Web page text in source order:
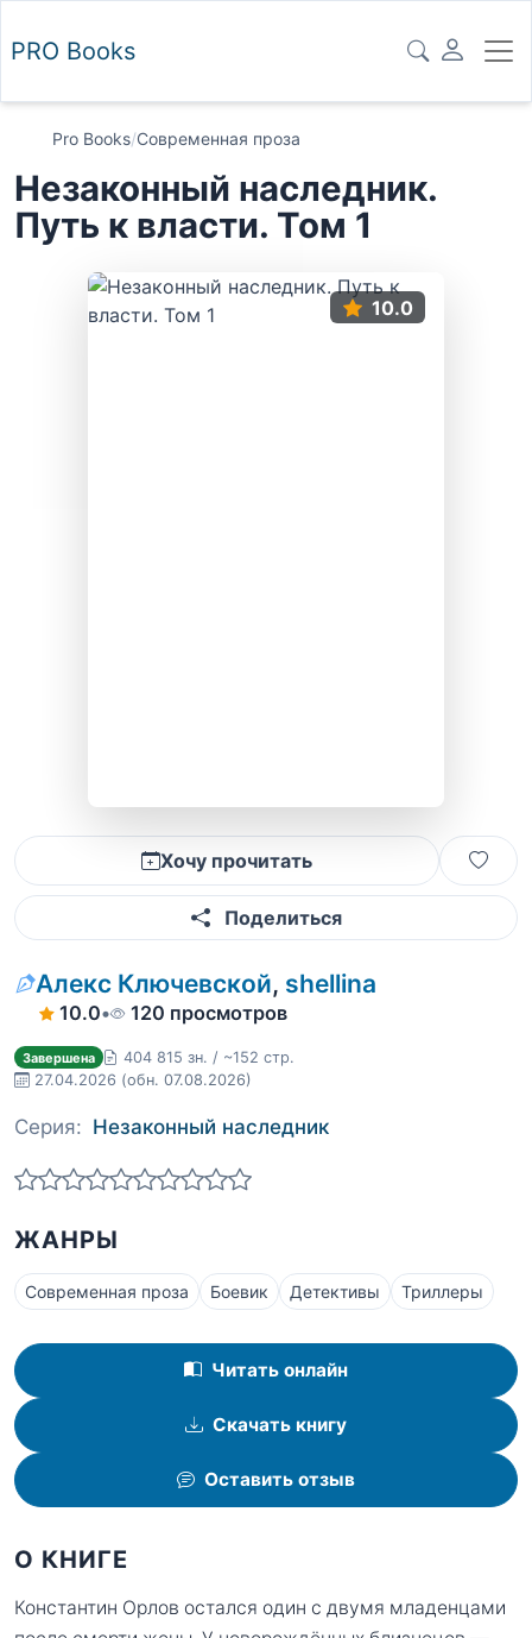
PRO Books
Pro Books/Современная проза
Незаконный наследник.
Путь к власти. Том 1
10.0
Хочу прочитать
Поделиться
Алекс Ключевской, shellina
10.0• 120 просмотров
Завершена
404 815 зн. / ~152 стр.
27.04.2026 (обн. 07.08.2026)
Серия: Незаконный наследник
ЖАНРЫ
Современная проза Боевик Детективы Триллеры
Читать онлайн
Скачать книгу
Оставить отзыв
О КНИГЕ
Константин Орлов остался один с двумя младенцами